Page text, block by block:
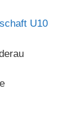
U10